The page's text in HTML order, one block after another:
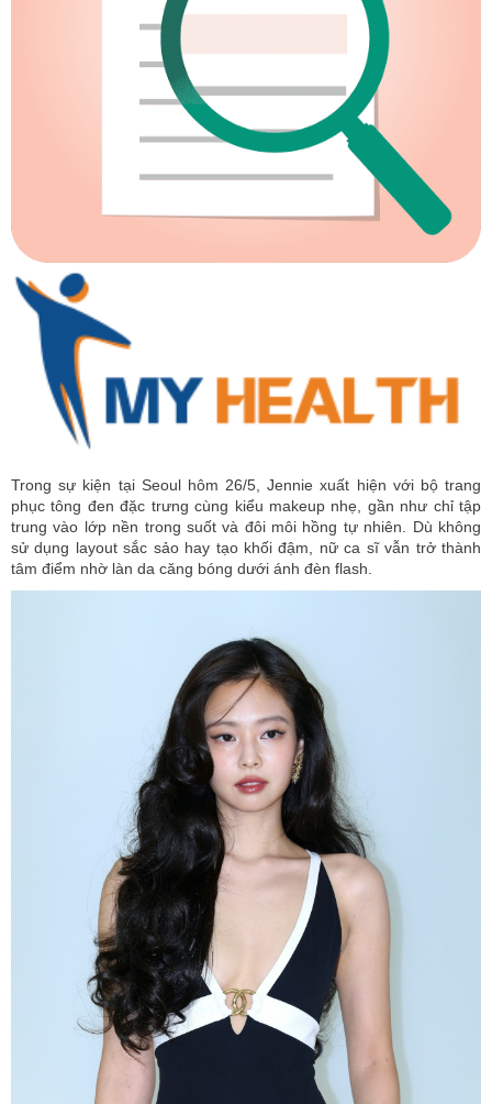
Trong sự kiện tại Seoul hôm 26/5, Jennie xuất hiện với bộ trang
phục tông đen đặc trưng cùng kiểu makeup nhẹ, gần như chỉ tập
trung vào lớp nền trong suốt và đôi môi hồng tự nhiên. Dù không
sử dụng layout sắc sảo hay tạo khối đậm, nữ ca sĩ vẫn trở thành
tâm điểm nhờ làn da căng bóng dưới ánh đèn flash.